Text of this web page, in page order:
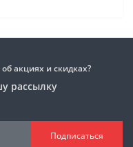
акциях и скидках?
рассылку
Подписаться